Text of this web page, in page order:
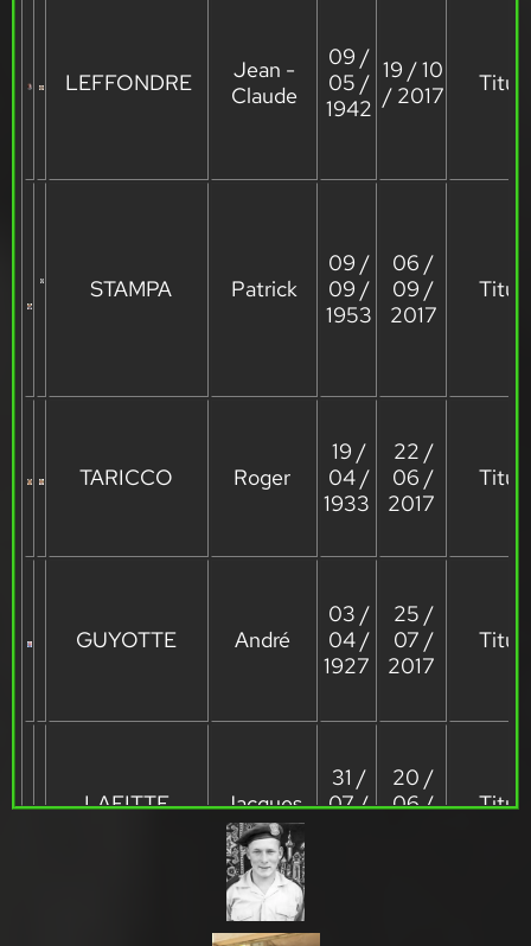
LEFFONDRE
Jean -
Claude
09 /
05 /
1942
19 / 10
/ 2017
STAMPA Patrick
09 /
09 /
1953
06 /
09 /
2017
TARICCO Roger
19 /
04 /
1933
22 /
06 /
2017
GUYOTTE André
03 /
04 /
1927
25 /
07 /
2017
LAFITTE Jacques
31 /
07 /
20 /
06 /